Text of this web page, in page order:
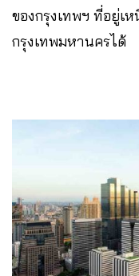
ของกรุงเทพฯ ที่อยู่เ
กรุงเทพมหานครได้